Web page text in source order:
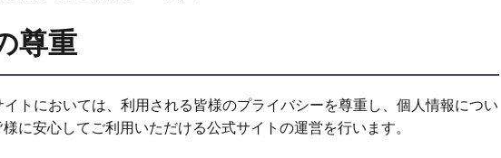
尊重
トにおいては、利用される皆様のプライバシーを尊重し、個人情報につい
に安心してご利用いただける公式サイトの運営を行います。